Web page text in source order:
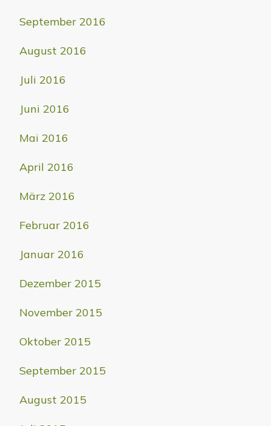
September 2016
August 2016
Juli 2016
Juni 2016
Mai 2016
April 2016
März 2016
Februar 2016
Januar 2016
Dezember 2015
November 2015
Oktober 2015
September 2015
August 2015